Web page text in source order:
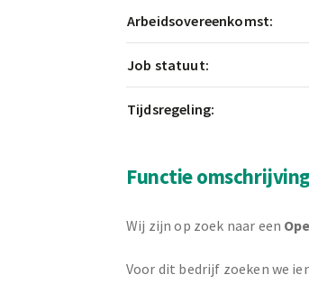
Arbeidsovereenkomst:
Job statuut:
Tijdsregeling:
Functie omschrijving
Wij zijn op zoek naar een
Voor dit bedrijf zoeken we